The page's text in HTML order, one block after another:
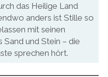
das Heilige Land
anders ist Stille so
mit seinen
Sand und Stein – die
sprechen hört.